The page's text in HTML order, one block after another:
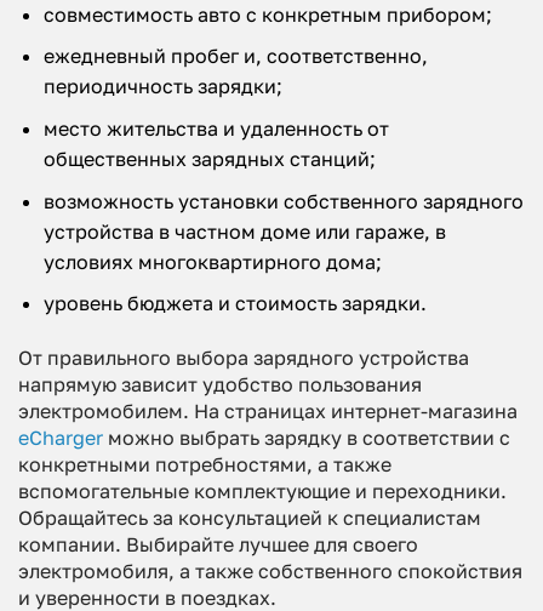
совместимость авто с конкретным прибором;
ежедневный пробег и, соответственно,
периодичность зарядки;
место жительства и удаленность от
общественных зарядных станций;
возможность установки собственного зарядного
устройства в частном доме или гараже, в
условиях многоквартирного дома;
уровень бюджета и стоимость зарядки.
От правильного выбора зарядного устройства
напрямую зависит удобство пользования
электромобилем. На страницах интернет-магазина
eCharger можно выбрать зарядку в соответствии с
конкретными потребностями, а также
вспомогательные комплектующие и переходники.
Обращайтесь за консультацией к специалистам
компании. Выбирайте лучшее для своего
электромобиля, а также собственного спокойствия
и уверенности в поездках.